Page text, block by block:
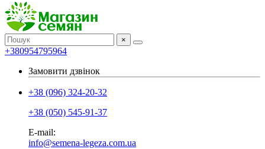
×
+380954795964
Замовити дзвінок
+38 (096) 324-20-32
+38 (050) 545-91-37
E-mail:
info@semena-legeza.com.ua